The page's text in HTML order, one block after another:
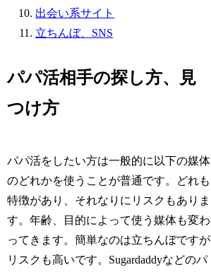
出会い系サイト
立ちんぼ、SNS
パパ活相手の探し方、見
つけ方
パパ活をしたい方は一般的に以下の媒体
のどれかを使うことが普通です。どれも
特徴があり、それなりにリスクもありま
す。年齢、目的によって使う媒体も変わ
ってきます。簡単なのは立ちんぼですが
リスクも高いです。Sugardaddyなどのパ